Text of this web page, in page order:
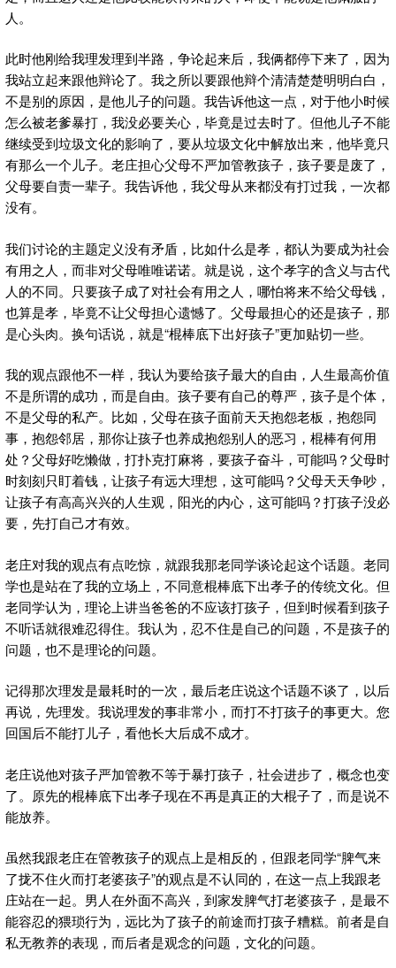
人。
此时他刚给我理发理到半路，争论起来后，我俩都停下来了，因为
我站立起来跟他辩论了。我之所以要跟他辩个清清楚楚明明白白，
不是别的原因，是他儿子的问题。我告诉他这一点，对于他小时候
怎么被老爹暴打，我没必要关心，毕竟是过去时了。但他儿子不能
继续受到垃圾文化的影响了，要从垃圾文化中解放出来，他毕竟只
有那么一个儿子。老庄担心父母不严加管教孩子，孩子要是废了，
父母要自责一辈子。我告诉他，我父母从来都没有打过我，一次都
没有。
我们讨论的主题定义没有矛盾，比如什么是孝，都认为要成为社会
有用之人，而非对父母唯唯诺诺。就是说，这个孝字的含义与古代
人的不同。只要孩子成了对社会有用之人，哪怕将来不给父母钱，
也算是孝，毕竟不让父母担心遗憾了。父母最担心的还是孩子，那
是心头肉。换句话说，就是“棍棒底下出好孩子”更加贴切一些。
我的观点跟他不一样，我认为要给孩子最大的自由，人生最高价值
不是所谓的成功，而是自由。孩子要有自己的尊严，孩子是个体，
不是父母的私产。比如，父母在孩子面前天天抱怨老板，抱怨同
事，抱怨邻居，那你让孩子也养成抱怨别人的恶习，棍棒有何用
处？父母好吃懒做，打扑克打麻将，要孩子奋斗，可能吗？父母时
时刻刻只盯着钱，让孩子有远大理想，这可能吗？父母天天争吵，
让孩子有高高兴兴的人生观，阳光的内心，这可能吗？打孩子没必
要，先打自己才有效。
老庄对我的观点有点吃惊，就跟我那老同学谈论起这个话题。老同
学也是站在了我的立场上，不同意棍棒底下出孝子的传统文化。但
老同学认为，理论上讲当爸爸的不应该打孩子，但到时候看到孩子
不听话就很难忍得住。我认为，忍不住是自己的问题，不是孩子的
问题，也不是理论的问题。
记得那次理发是最耗时的一次，最后老庄说这个话题不谈了，以后
再说，先理发。我说理发的事非常小，而打不打孩子的事更大。您
回国后不能打儿子，看他长大后成不成才。
老庄说他对孩子严加管教不等于暴打孩子，社会进步了，概念也变
了。原先的棍棒底下出孝子现在不再是真正的大棍子了，而是说不
能放养。
虽然我跟老庄在管教孩子的观点上是相反的，但跟老同学“脾气来
了拢不住火而打老婆孩子”的观点是不认同的，在这一点上我跟老
庄站在一起。男人在外面不高兴，到家发脾气打老婆孩子，是最不
能容忍的猥琐行为，远比为了孩子的前途而打孩子糟糕。前者是自
私无教养的表现，而后者是观念的问题，文化的问题。